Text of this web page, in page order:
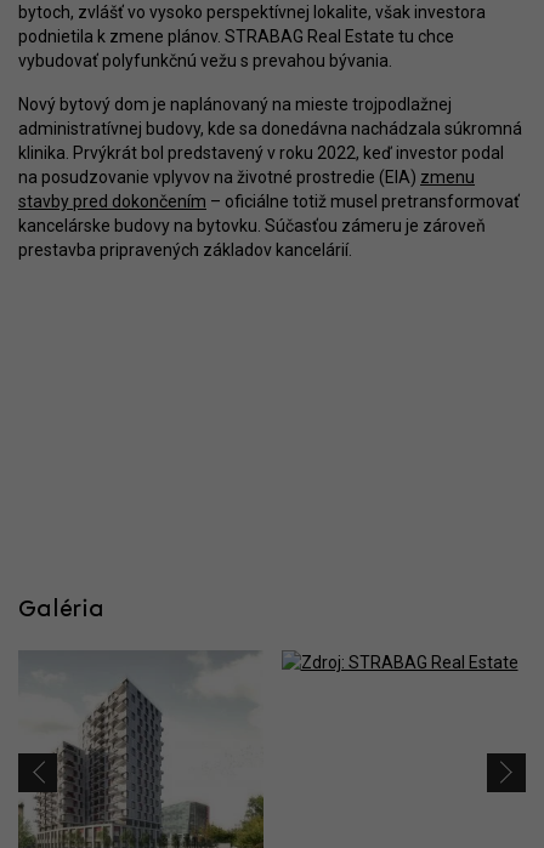
bytoch, zvlášť vo vysoko perspektívnej lokalite, však investora
podnietila k zmene plánov. STRABAG Real Estate tu chce
vybudovať polyfunkčnú vežu s prevahou bývania.
Nový bytový dom je naplánovaný na mieste trojpodlažnej
administratívnej budovy, kde sa donedávna nachádzala súkromná
klinika. Prvýkrát bol predstavený v roku 2022, keď investor podal
na posudzovanie vplyvov na životné prostredie (EIA) zmenu
stavby pred dokončením – oficiálne totiž musel pretransformovať
kancelárske budovy na bytovku. Súčasťou zámeru je zároveň
prestavba pripravených základov kancelárií.
Galéria